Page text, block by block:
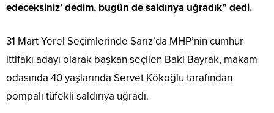
edeceksiniz’ dedim, bugün de saldırıya uğradık” dedi.
31 Mart Yerel Seçimlerinde Sarız’da MHP’nin cumhur
ittifakı adayı olarak başkan seçilen Baki Bayrak, makam
odasında 40 yaşlarında Servet Kökoğlu tarafından
pompalı tüfekli saldırıya uğradı.